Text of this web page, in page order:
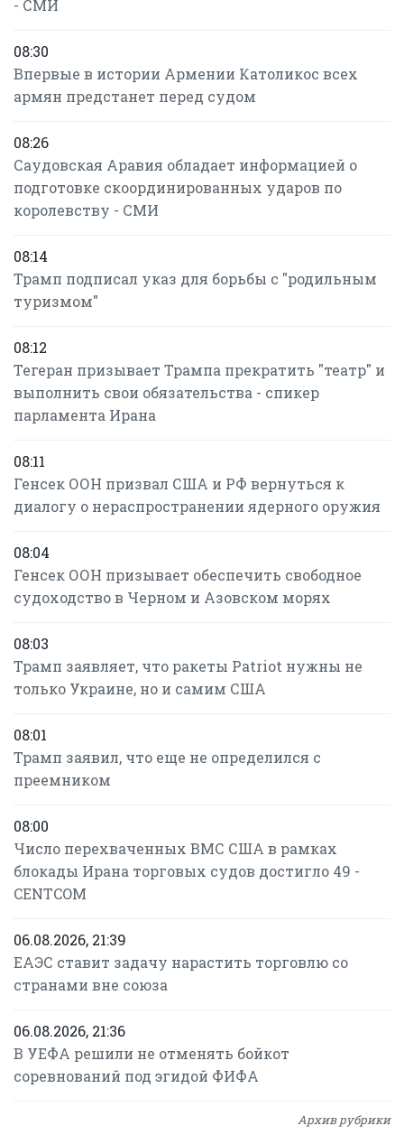
- СМИ
08:30
Впервые в истории Армении Католикос всех
армян предстанет перед судом
08:26
Саудовская Аравия обладает информацией о
подготовке скоординированных ударов по
королевству - СМИ
08:14
Трамп подписал указ для борьбы с "родильным
туризмом"
08:12
Тегеран призывает Трампа прекратить "театр" и
выполнить свои обязательства - спикер
парламента Ирана
08:11
Генсек ООН призвал США и РФ вернуться к
диалогу о нераспространении ядерного оружия
08:04
Генсек ООН призывает обеспечить свободное
судоходство в Черном и Азовском морях
08:03
Трамп заявляет, что ракеты Patriot нужны не
только Украине, но и самим США
08:01
Трамп заявил, что еще не определился с
преемником
08:00
Число перехваченных ВМС США в рамках
блокады Ирана торговых судов достигло 49 -
CENTCOM
06.08.2026, 21:39
ЕАЭС ставит задачу нарастить торговлю со
странами вне союза
06.08.2026, 21:36
В УЕФА решили не отменять бойкот
соревнований под эгидой ФИФА
Архив рубрики